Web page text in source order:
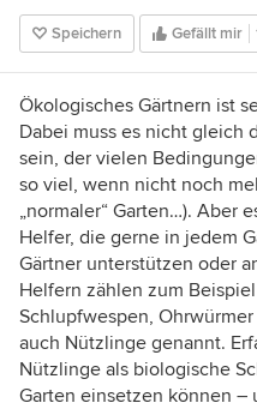
Speichern Gefällt mir
Ökologisches Gärtnern ist
Dabei muss es nicht gleich
sein, der vielen
so viel, wenn nicht noch
„normaler“ Garten…). Aber
Helfer, die gerne in jedem
Gärtner unterstützen oder
Helfern zählen zum
Schlupfwespen,
auch Nützlinge genannt.
Nützlinge als biologische
Garten einsetzen können –